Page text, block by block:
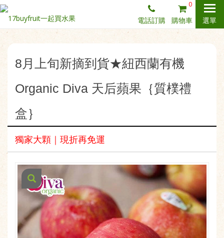
選單
電話訂購
0
購物車
8月上旬新摘到貨★紐西蘭有機
Organic Diva 天后蘋果｛質樸禮
盒｝
獨家大顆｜現折再免運